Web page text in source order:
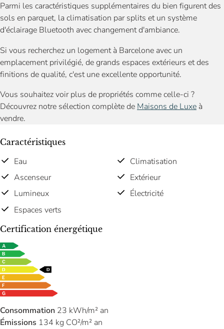
Parmi les caractéristiques supplémentaires du bien figurent des
sols en parquet, la climatisation par splits et un système
d'éclairage Bluetooth avec changement d'ambiance.
Si vous recherchez un logement à Barcelone avec un
emplacement privilégié, de grands espaces extérieurs et des
finitions de qualité, c'est une excellente opportunité.
Vous souhaitez voir plus de propriétés comme celle-ci ?
Découvrez notre sélection complète de Maisons de Luxe à
vendre.
Caractéristiques
Eau
Climatisation
Ascenseur
Extérieur
Lumineux
Électricité
Espaces verts
Certification énergétique
Consommation 23 kWh/m² an
Émissions 134 kg CO²/m² an